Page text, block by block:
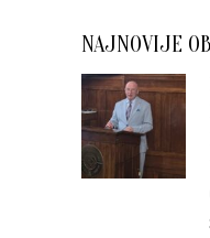
NAJNOVIJE